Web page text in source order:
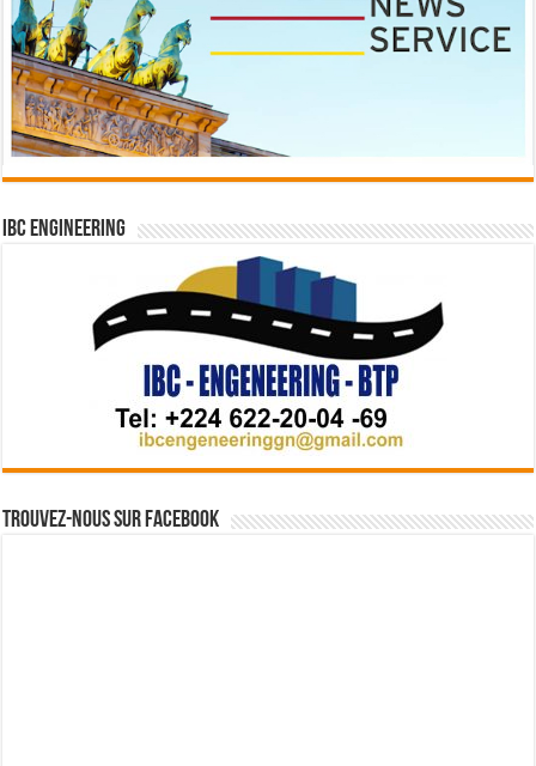
IBC Engineering
Trouvez-nous sur Facebook